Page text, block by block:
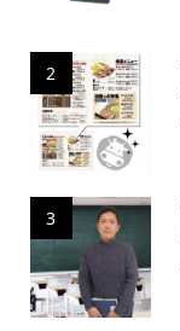
2
3